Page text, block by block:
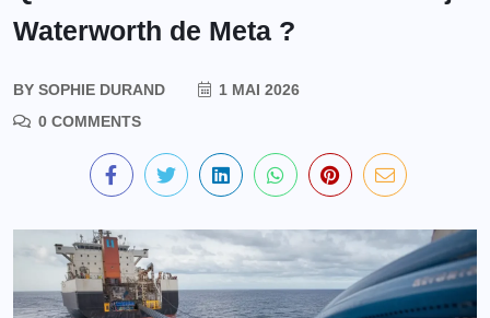
Waterworth de Meta ?
BY SOPHIE DURAND
1 MAI 2026
0 COMMENTS